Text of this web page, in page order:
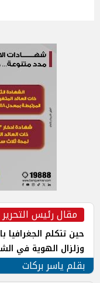
مقال رئيس التحرير
حين تتكلم الجغرافيا
وزلزال الهوية في
بقلم ياسر بركات